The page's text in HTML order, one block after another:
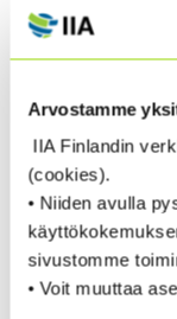
Arvostamme
IIA Finlandin
(cookies).
• Niiden avulla
sivustomme
• Voit muuttaa
Lämmin kiitos
tarkastuksen
osallistujille!
Tässä info-
tapahtuman